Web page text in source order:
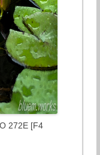
272E [F4